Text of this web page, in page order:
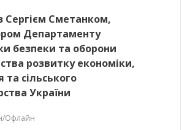
Сергієм Сметанком,
Департаменту
безпеки та оборони
розвитку економіки,
та сільського
України
Офлайн